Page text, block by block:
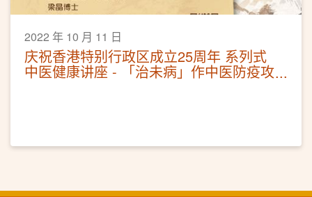
2022 年 10 月 11 日
庆祝香港特别行政区成立25周年 系列式
中医健康讲座 - 「治未病」作中医防疫攻